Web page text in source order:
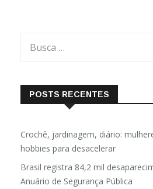
POSTS RECENTES
Crochê, jardinagem, diário:
hobbies para desacelerar
Brasil registra 84,2 mil
Anuário de Segurança Pública